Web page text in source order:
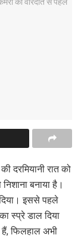
दरमियानी रात को
बनाया है।
इससे पहले
स्प्रे डाल दिया
फिलहाल अभी